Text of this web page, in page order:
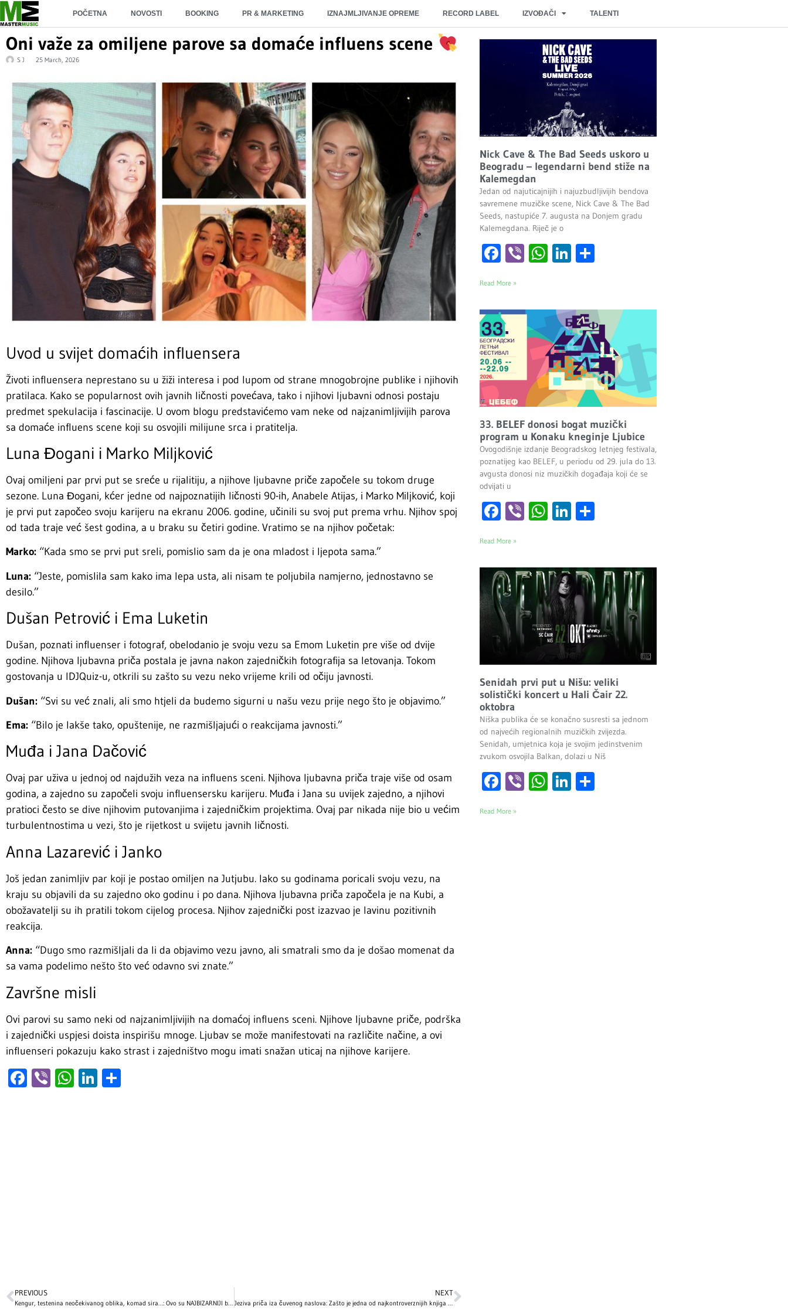
POČETNA NOVOSTI BOOKING PR & MARKETING IZNAJMLJIVANJE OPREME RECORD LABEL IZVOĐAČI TALENTI
Oni važe za omiljene parove sa domaće influens scene
S J 25 March, 2026
Uvod u svijet domaćih influensera
Životi influensera neprestano su u žiži interesa i pod lupom od strane mnogobrojne publike i njihovih
pratilaca. Kako se popularnost ovih javnih ličnosti povećava, tako i njihovi ljubavni odnosi postaju
predmet spekulacija i fascinacije. U ovom blogu predstavićemo vam neke od najzanimljivijih parova
sa domaće influens scene koji su osvojili milijune srca i pratitelja.
Luna Đogani i Marko Miljković
Ovaj omiljeni par prvi put se sreće u rijalitiju, a njihove ljubavne priče započele su tokom druge
sezone. Luna Đogani, kćer jedne od najpoznatijih ličnosti 90-ih, Anabele Atijas, i Marko Miljković, koji
je prvi put započeo svoju karijeru na ekranu 2006. godine, učinili su svoj put prema vrhu. Njihov spoj
od tada traje već šest godina, a u braku su četiri godine. Vratimo se na njihov početak:
Marko: “Kada smo se prvi put sreli, pomislio sam da je ona mladost i ljepota sama.”
Luna: “Jeste, pomislila sam kako ima lepa usta, ali nisam te poljubila namjerno, jednostavno se
desilo.”
Dušan Petrović i Ema Luketin
Dušan, poznati influenser i fotograf, obelodanio je svoju vezu sa Emom Luketin pre više od dvije
godine. Njihova ljubavna priča postala je javna nakon zajedničkih fotografija sa letovanja. Tokom
gostovanja u IDJQuiz-u, otkrili su zašto su vezu neko vrijeme krili od očiju javnosti.
Dušan: “Svi su već znali, ali smo htjeli da budemo sigurni u našu vezu prije nego što je objavimo.”
Ema: “Bilo je lakše tako, opuštenije, ne razmišljajući o reakcijama javnosti.”
Muđa i Jana Dačović
Ovaj par uživa u jednoj od najdužih veza na influens sceni. Njihova ljubavna priča traje više od osam
godina, a zajedno su započeli svoju influensersku karijeru. Muđa i Jana su uvijek zajedno, a njihovi
pratioci često se dive njihovim putovanjima i zajedničkim projektima. Ovaj par nikada nije bio u većim
turbulentnostima u vezi, što je rijetkost u svijetu javnih ličnosti.
Anna Lazarević i Janko
Još jedan zanimljiv par koji je postao omiljen na Jutjubu. Iako su godinama poricali svoju vezu, na
kraju su objavili da su zajedno oko godinu i po dana. Njihova ljubavna priča započela je na Kubi, a
obožavatelji su ih pratili tokom cijelog procesa. Njihov zajednički post izazvao je lavinu pozitivnih
reakcija.
Anna: “Dugo smo razmišljali da li da objavimo vezu javno, ali smatrali smo da je došao momenat da
sa vama podelimo nešto što već odavno svi znate.”
Završne misli
Ovi parovi su samo neki od najzanimljivijih na domaćoj influens sceni. Njihove ljubavne priče, podrška
i zajednički uspjesi doista inspirišu mnoge. Ljubav se može manifestovati na različite načine, a ovi
influenseri pokazuju kako strast i zajedništvo mogu imati snažan uticaj na njihove karijere.
Facebook
ViberWhatsApp
LinkedIn
PREVIOUS NEXT
Nick Cave & The Bad Seeds uskoro u
Beogradu – legendarni bend stiže na
Kalemegdan
Jedan od najuticajnijih i najuzbudljivijih bendova
savremene muzičke scene, Nick Cave & The Bad
Seeds, nastupiće 7. augusta na Donjem gradu
Kalemegdana. Riječ je o
Facebook
ViberWhatsApp
LinkedIn
Read More »
33. BELEF donosi bogat muzički
program u Konaku kneginje Ljubice
Ovogodišnje izdanje Beogradskog letnjeg festivala,
poznatijeg kao BELEF, u periodu od 29. jula do 13.
avgusta donosi niz muzičkih događaja koji će se
odvijati u
Facebook
ViberWhatsApp
LinkedIn
Read More »
Senidah prvi put u Nišu: veliki
solistički koncert u Hali Čair 22.
oktobra
Niška publika će se konačno susresti sa jednom
od najvećih regionalnih muzičkih zvijezda.
Senidah, umjetnica koja je svojim jedinstvenim
zvukom osvojila Balkan, dolazi u Niš
Facebook
ViberWhatsApp
LinkedIn
Read More »